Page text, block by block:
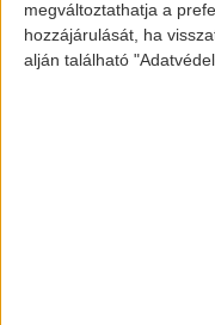
megváltoztathatja a
hozzájárulását, ha
alján található